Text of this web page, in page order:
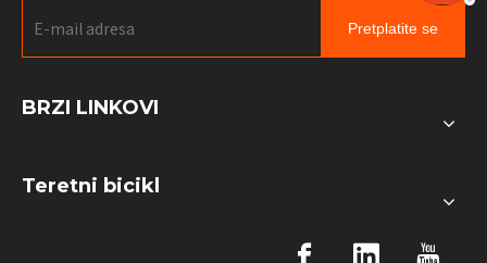
Pretplatite se
BRZI LINKOVI
Teretni bicikl